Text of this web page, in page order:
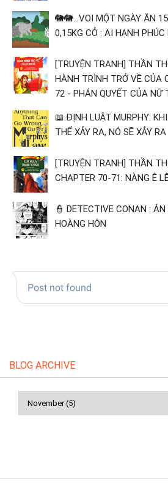
🐘🐘...VOI MỘT NGÀY ĂN
0,15KG CỎ : AI HẠNH PHÚC
[TRUYỆN TRANH] THẦN
HÀNH TRÌNH TRỞ VỀ CỦA
72 - PHÁN QUYẾT CỦA NỮ
📖.ĐỊNH LUẬT MURPHY:
THỂ XẢY RA, NÓ SẼ XẢY RA
[TRUYỆN TRANH] THẦN
CHAPTER 70-71: NÀNG Ê
👮 DETECTIVE CONAN :
HOÀNG HÔN
BLOG ARCHIVE